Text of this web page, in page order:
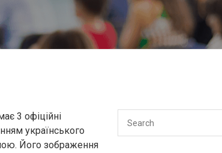
3 офіційні
українського
Його зображення